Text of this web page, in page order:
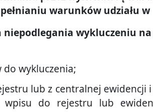
warunków udziału
wykluczeniu
wykluczenia;
lub z centralnej ewidencji
wpisu do rejestru lub